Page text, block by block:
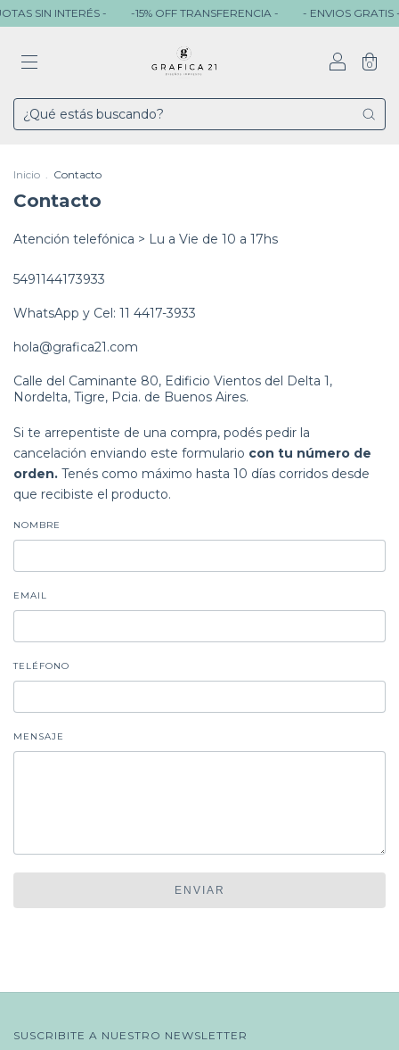
SIN INTERÉS - -15% OFF TRANSFERENCIA - - ENVIOS GRATIS
0
Inicio . Contacto
Contacto
Atención telefónica > Lu a Vie de 10 a 17hs
5491144173933
WhatsApp y Cel: 11 4417-3933
hola@grafica21.com
Calle del Caminante 80, Edificio Vientos del Delta 1,
Nordelta, Tigre, Pcia. de Buenos Aires.
Si te arrepentiste de una compra, podés pedir la
cancelación enviando este formulario con tu número de
orden. Tenés como máximo hasta 10 días corridos desde
que recibiste el producto.
NOMBRE
EMAIL
TELÉFONO
MENSAJE
ENVIAR
SUSCRIBITE A NUESTRO NEWSLETTER